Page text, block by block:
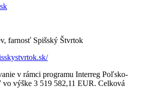
farnosť Spišský Štvrtok
v rámci programu Interreg Poľsko-
vo výške 3 519 582,11 EUR. Celková